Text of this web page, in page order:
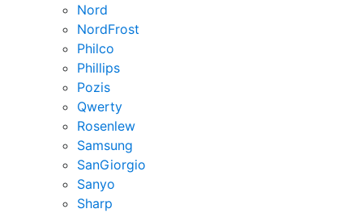
Nord
NordFrost
Philco
Phillips
Pozis
Qwerty
Rosenlew
Samsung
SanGiorgio
Sanyo
Sharp